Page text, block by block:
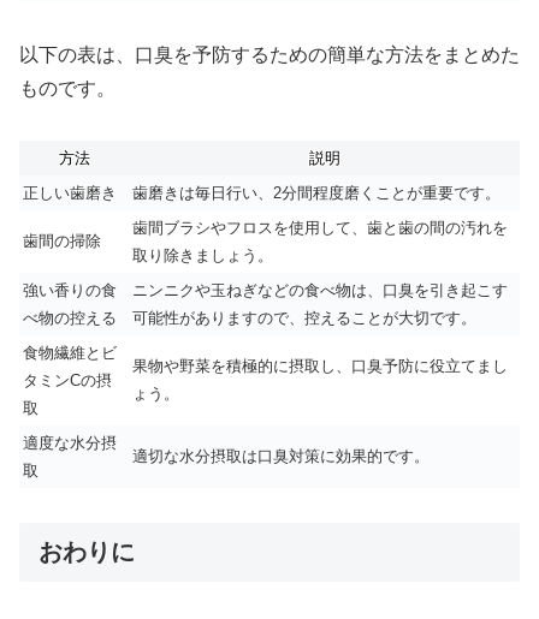
以下の表は、口臭を予防するための簡単な方法をまとめた
ものです。
方法
説明
正しい歯磨き
歯磨きは毎日行い、2分間程度磨くことが重要です。
歯間の掃除
歯間ブラシやフロスを使用して、歯と歯の間の汚れを
取り除きましょう。
強い香りの食
べ物の控える
ニンニクや玉ねぎなどの食べ物は、口臭を引き起こす
可能性がありますので、控えることが大切です。
食物繊維とビ
タミンCの摂
取
果物や野菜を積極的に摂取し、口臭予防に役立てまし
ょう。
適度な水分摂
取
適切な水分摂取は口臭対策に効果的です。
おわりに